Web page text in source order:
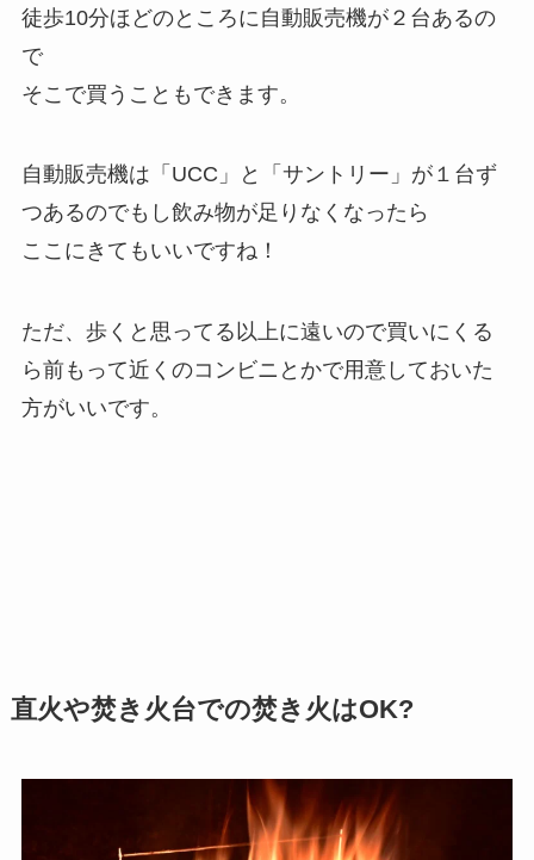
徒歩10分ほどのところに自動販売機が２台あるの
で
そこで買うこともできます。
自動販売機は「UCC」と「サントリー」が１台ず
つあるのでもし飲み物が足りなくなったら
ここにきてもいいですね！
ただ、歩くと思ってる以上に遠いので買いにくる
ら前もって近くのコンビニとかで用意しておいた
方がいいです。
直火や焚き火台での焚き火はOK?